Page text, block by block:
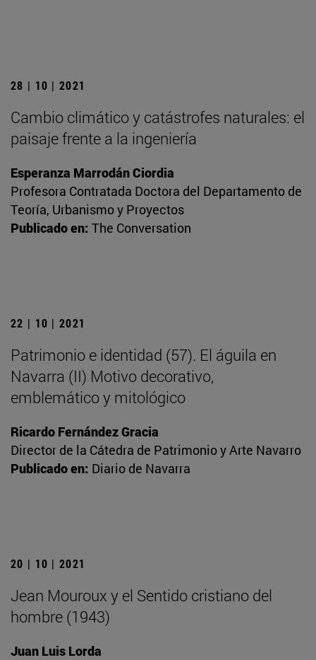
28 | 10 | 2021
Cambio climático y catástrofes naturales: el
paisaje frente a la ingeniería
Esperanza Marrodán Ciordia
Profesora Contratada Doctora del Departamento de
Teoría, Urbanismo y Proyectos
Publicado en: The Conversation
22 | 10 | 2021
Patrimonio e identidad (57). El águila en
Navarra (II) Motivo decorativo,
emblemático y mitológico
Ricardo Fernández Gracia
Director de la Cátedra de Patrimonio y Arte Navarro
Publicado en: Diario de Navarra
20 | 10 | 2021
Jean Mouroux y el Sentido cristiano del
hombre (1943)
Juan Luis Lorda